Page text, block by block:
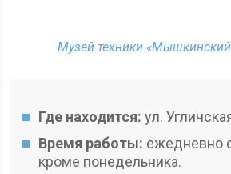
Музей техники
Где находится: ул.
Время работы: ежедневно
кроме понедельника.